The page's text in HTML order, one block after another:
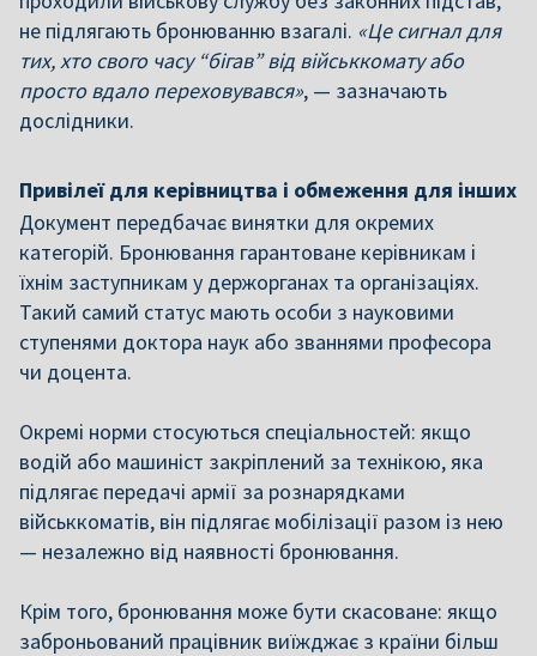
не підлягають бронюванню взагалі. «Це сигнал для
тих, хто свого часу “бігав” від військкомату або
просто вдало переховувався», — зазначають
дослідники.
Привілеї для керівництва і обмеження для інших
Документ передбачає винятки для окремих
категорій. Бронювання гарантоване керівникам і
їхнім заступникам у держорганах та організаціях.
Такий самий статус мають особи з науковими
ступенями доктора наук або званнями професора
чи доцента.
Окремі норми стосуються спеціальностей: якщо
водій або машиніст закріплений за технікою, яка
підлягає передачі армії за рознарядками
військкоматів, він підлягає мобілізації разом із нею
— незалежно від наявності бронювання.
Крім того, бронювання може бути скасоване: якщо
заброньований працівник виїжджає з країни більш